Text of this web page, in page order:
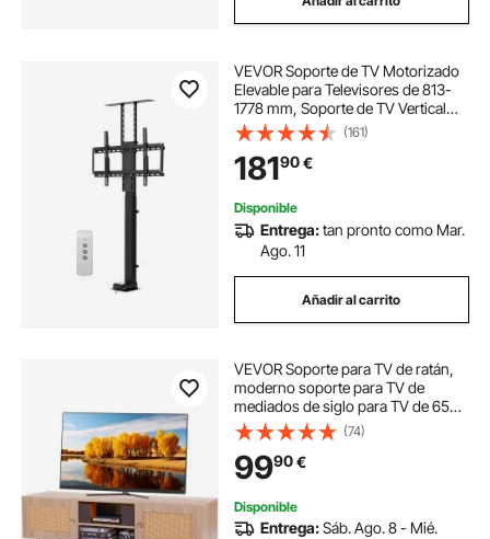
VEVOR Soporte de TV Motorizado
Elevable para Televisores de 813-
1778 mm, Soporte de TV Vertical
Ajustable con Control Remoto,
Carga de 54 kg, Compatibilidad
Máxima de Montaje VESA de 60 x
40 cm
(161)
18190€
Disponible
Entrega:tan pronto como Mar.
Ago. 11
Añadir al carrito
VEVOR Soporte para TV de ratán,
moderno soporte para TV de
mediados de siglo para TV de 65
pulgadas, mueble para TV de ratán
bohemio con enchufe incorporado
y puertos USB, estantes ajustables
para sala de estar, sala multimedia,
roble
(74)
9990€
Disponible
Entrega:Sáb. Ago. 8 - Mié.